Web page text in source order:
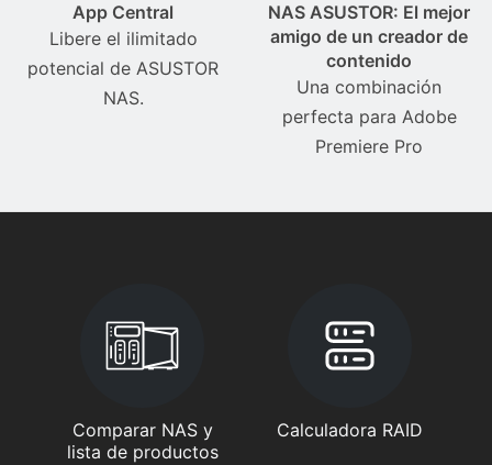
App Central
Libere el ilimitado
potencial de ASUSTOR
NAS.
NAS ASUSTOR: El mejor
amigo de un creador de
contenido
Una combinación
perfecta para Adobe
Premiere Pro
Comparar NAS y
lista de productos
Calculadora RAID